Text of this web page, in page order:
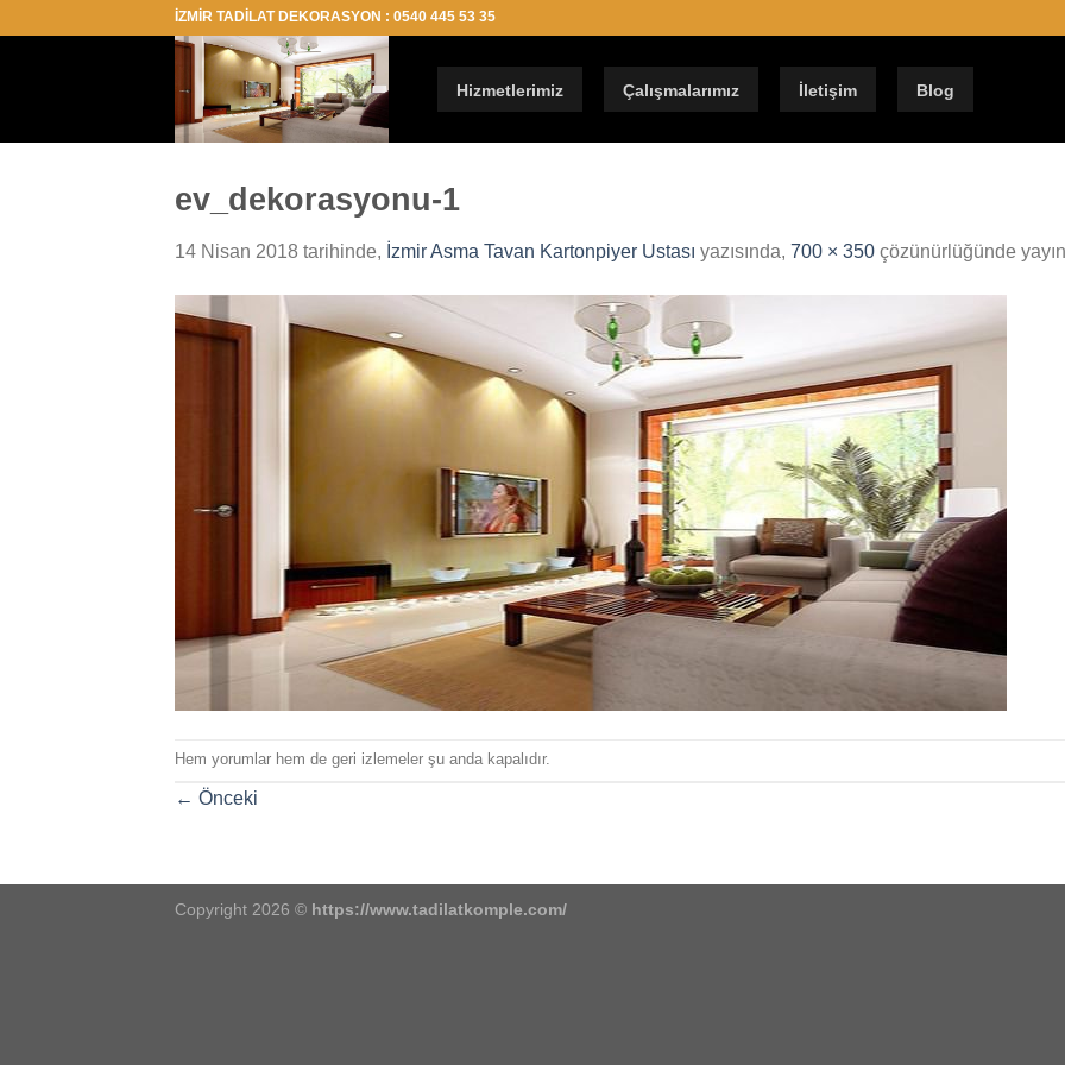
İZMİR TADİLAT DEKORASYON : 0540 445 53 35
Hizmetlerimiz Çalışmalarımız İletişim Blog
ev_dekorasyonu-1
14 Nisan 2018 tarihinde, İzmir Asma Tavan Kartonpiyer Ustası yazısında, 700 × 350 çözünürlüğünde
Hem yorumlar hem de geri izlemeler şu anda kapalıdır.
← Önceki
Copyright 2026 © https://www.tadilatkomple.com/